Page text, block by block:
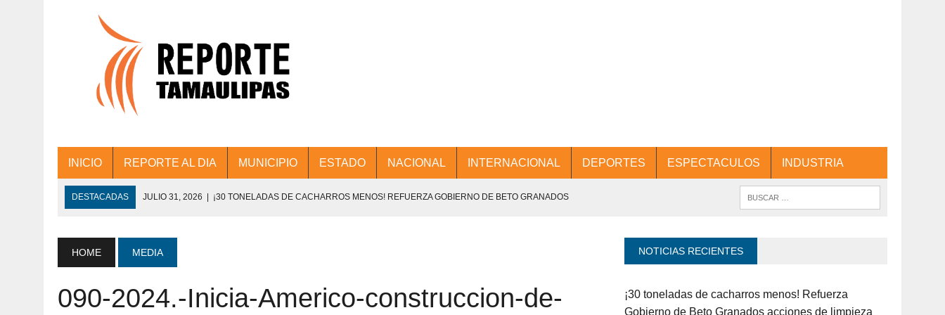
INICIO REPORTE AL DIA MUNICIPIO ESTADO NACIONAL INTERNACIONAL DEPORTES ESPECTACULOS INDUSTRIA
DESTACADAS JULIO 31, 2026 | ¡30 TONELADAS DE CACHARROS MENOS! REFUERZA GOBIERNO DE BETO GRANADOS
JULIO 30, 2026 | 💧🚰 ¡AGUA PARA LA COMUNIDAD!
JULIO 30, 2026 | ¡TRABAJO EN EQUIPO Y RESULTADOS! ENCABEZA BETO GRANADOS MESA DE TRABAJO CON PRESIDENTES
HOME MEDIA
090-2024.-Inicia-Americo-construccion-de-
NOTICIAS RECIENTES
¡30 toneladas de cacharros menos! Refuerza
Gobierno de Beto Granados acciones de limpieza